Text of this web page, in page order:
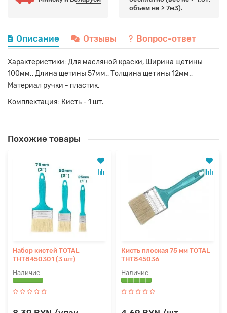
объем не > 7м3).
Описание Отзывы Вопрос-ответ
Характеристики: Для масляной краски, Ширина щетины
100мм., Длина щетины 57мм., Толщина щетины 12мм.,
Материал ручки - пластик.
Комплектация: Кисть - 1 шт.
Похожие товары
Набор кистей TOTAL
THT8450301 (3 шт)
Кисть плоская 75 мм TOTAL
THT845036